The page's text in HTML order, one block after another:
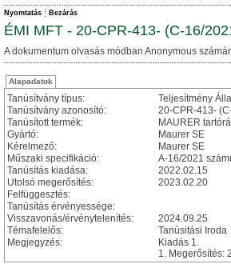
Nyomtatás Bezárás
ÉMI MFT - 20-CPR-413- (C-16/
A dokumentum olvasás módban Anonymous
Alapadatok
Tanúsítvány típus:
Teljesítmény
Tanúsítvány azonosító:
20-CPR-413-
Tanúsított termék:
MAURER
Gyártó:
Maurer SE
Kérelmező:
Maurer SE
Műszaki specifikáció:
A-16/2021
Tanúsítás kiadása:
2022.02.15
Utolsó megerősítés:
2023.02.20
Felfüggesztés:
Tanúsítás érvényessége:
Visszavonás/érvénytelenítés:
2024.09.25
Témafelelős:
Tanúsitási Iroda
Megjegyzés:
Kiadás 1.
1. Megerősítés: